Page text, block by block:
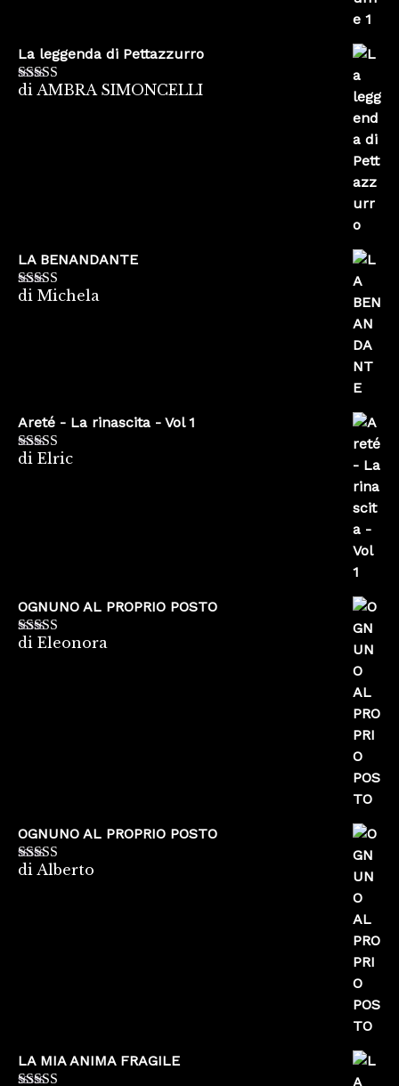
La leggenda di Pettazzurro
Valutato5su
di AMBRA SIMONCELLI
LA BENANDANTE
Valutato5su
di Michela
Areté - La rinascita - Vol 1
Valutato5
di Elric
OGNUNO AL PROPRIO POSTO
Valutato5su
di Eleonora
OGNUNO AL PROPRIO POSTO
Valutato5su
di Alberto
LA MIA ANIMA FRAGILE